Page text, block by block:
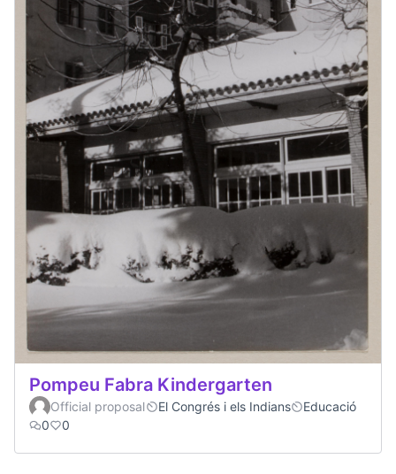
Pompeu Fabra Kindergarten
Official proposal El Congrés i els Indians
Educació
0
0